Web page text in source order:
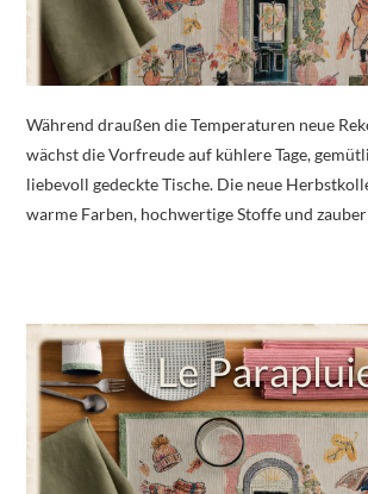
Während draußen die Temperaturen neue
wächst die Vorfreude auf kühlere Tage,
liebevoll gedeckte Tische. Die neue
warme Farben, hochwertige Stoffe und